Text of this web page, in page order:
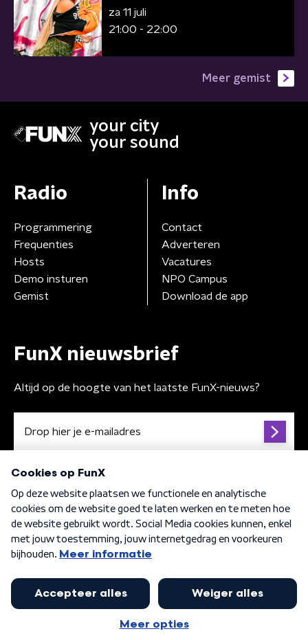
za 11 juli
21:00 - 22:00
Meer gemist
your city
your sound
Radio
Programmering
Frequenties
Hosts
Demo insturen
Gemist
Info
Contact
Adverteren
Vacatures
NPO Campus
Download de app
FunX nieuwsbrief
Altijd op de hoogte van het laatste FunX-nieuws?
Algemene voorwaarden Privacybeleid